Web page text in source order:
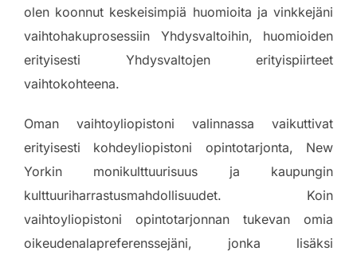
olen koonnut keskeisimpiä huomioita ja vinkkejäni
vaihtohakuprosessiin Yhdysvaltoihin, huomioiden
erityisesti Yhdysvaltojen erityispiirteet
vaihtokohteena.
Oman vaihtoyliopistoni valinnassa vaikuttivat
erityisesti kohdeyliopistoni opintotarjonta, New
Yorkin monikulttuurisuus ja kaupungin
kulttuuriharrastusmahdollisuudet. Koin
vaihtoyliopistoni opintotarjonnan tukevan omia
oikeudenalapreferenssejäni, jonka lisäksi